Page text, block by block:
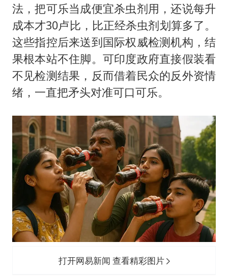
法，把可乐当成便宜杀虫剂用，还说每升
成本才30卢比，比正经杀虫剂划算多了。
这些指控后来送到国际权威检测机构，结
果根本站不住脚。可印度政府直接假装看
不见检测结果，反而借着民众的反外资情
绪，一直把矛头对准可口可乐。
打开网易新闻 查看精彩图片